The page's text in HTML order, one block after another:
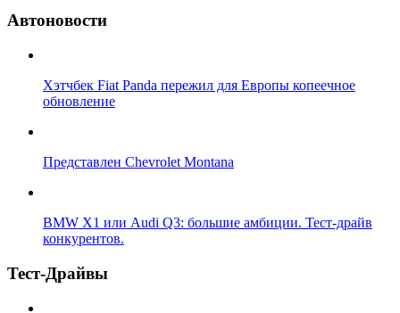
Автоновости
Хэтчбек Fiat Panda пережил для Европы копеечное
обновление
Представлен Chevrolet Montana
BMW X1 или Audi Q3: большие амбиции. Тест-драйв
конкурентов.
Тест-Драйвы